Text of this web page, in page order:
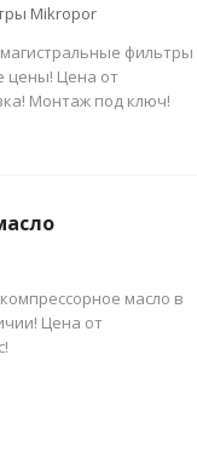
Mikropor
фильтры
цены! Цена от
Монтаж под ключ!
масло в
Цена от